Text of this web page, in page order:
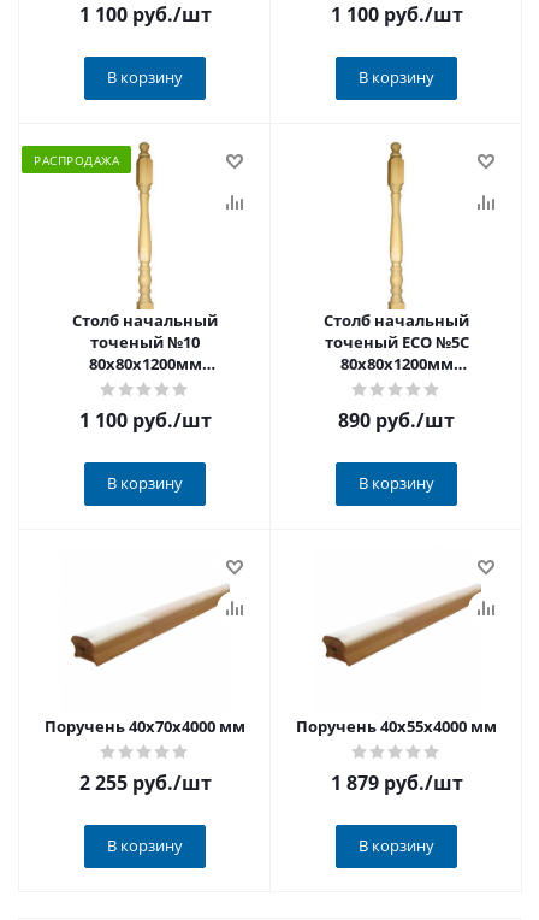
1 100 руб./шт
В корзину
1 100 руб./шт
В корзину
РАСПРОДАЖА
Столб начальный
точеный №10
80х80х1200мм
РАСПРОДАЖА
1 100 руб./шт
В корзину
Столб начальный
точеный ECO №5С
80х80х1200мм
РАСПРОДАЖА
890 руб./шт
В корзину
Поручень 40х70х4000 мм
2 255 руб./шт
В корзину
Поручень 40х55х4000 мм
1 879 руб./шт
В корзину